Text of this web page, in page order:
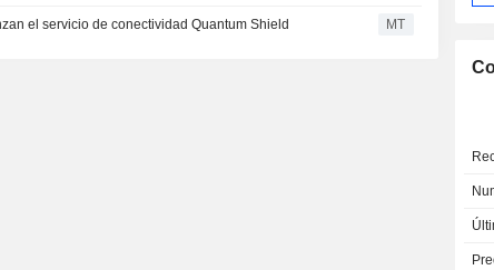
el servicio de conectividad Quantum Shield MT